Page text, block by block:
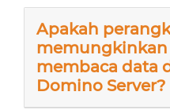
Apakah
membaca data
Domino Server?